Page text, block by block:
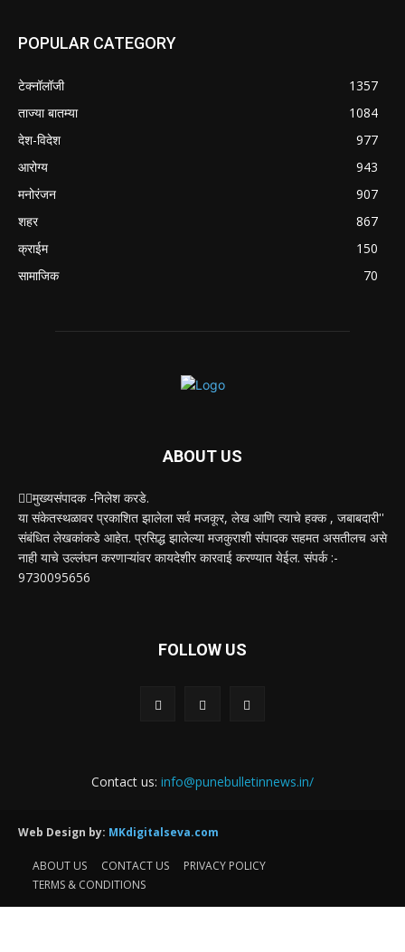
POPULAR CATEGORY
टेक्नॉलॉजी
1357
ताज्या बातम्या
1084
देश-विदेश
977
आरोग्य
943
मनोरंजन
907
शहर
867
क्राईम
150
सामाजिक
70
ABOUT US
✍🏻मुख्यसंपादक -निलेश करडे.
या संकेतस्थळावर प्रकाशित झालेला सर्व मजकूर, लेख आणि त्याचे हक्क , जबाबदारी''
संबंधित लेखकांकडे आहेत. प्रसिद्ध झालेल्या मजकुराशी संपादक सहमत असतीलच असे
नाही याचे उल्लंघन करणाऱ्यांवर कायदेशीर कारवाई करण्यात येईल. संपर्क :-
9730095656
FOLLOW US
Contact us: info@punebulletinnews.in/
Web Design by: MKdigitalseva.com
ABOUT US CONTACT US
PRIVACY POLICY
TERMS & CONDITIONS